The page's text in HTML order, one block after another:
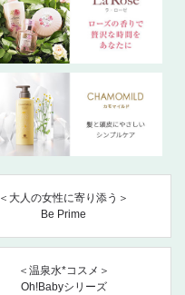
＜大人の女性に寄り添う＞
Be Prime
＜温泉水*コスメ＞
Oh!Babyシリーズ